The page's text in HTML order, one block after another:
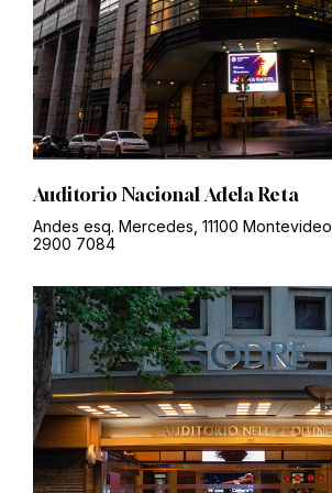
Auditorio Nacional Adela Reta
Andes esq. Mercedes, 11100 Montevideo
2900 7084